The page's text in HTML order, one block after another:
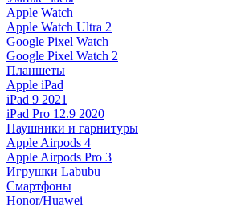
Apple Watch
Apple Watch Ultra 2
Google Pixel Watch
Google Pixel Watch 2
Планшеты
Apple iPad
iPad 9 2021
iPad Pro 12.9 2020
Наушники и гарнитуры
Apple Airpods 4
Apple Airpods Pro 3
Игрушки Labubu
Смартфоны
Honor/Huawei